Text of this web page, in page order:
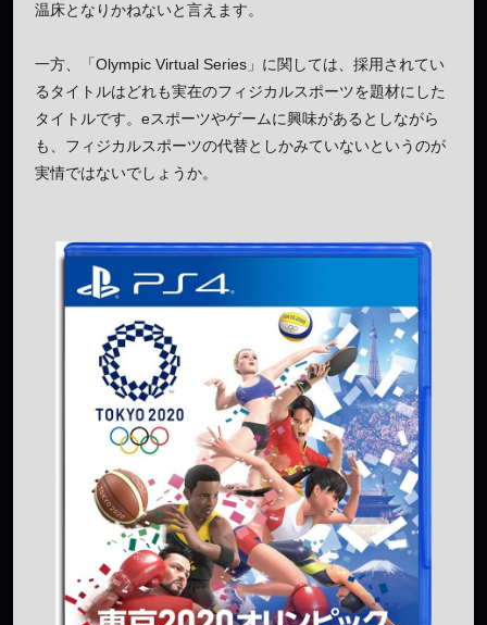
温床となりかねないと言えます。
一方、「Olympic Virtual Series」に関しては、採用されてい
るタイトルはどれも実在のフィジカルスポーツを題材にした
タイトルです。eスポーツやゲームに興味があるとしながら
も、フィジカルスポーツの代替としかみていないというのが
実情ではないでしょうか。